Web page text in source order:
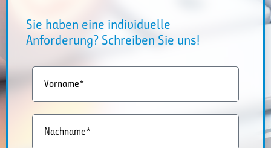
Sie haben eine individuelle
Anforderung? Schreiben Sie uns!
Vorname*
Nachname*